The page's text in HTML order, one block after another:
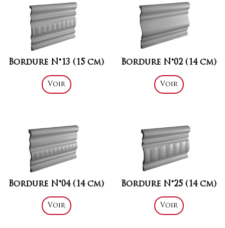
Bordure N°13 (15 cm)
Voir
Bordure N°02 (14 cm)
Voir
Bordure N°04 (14 cm)
Voir
Bordure N°25 (14 cm)
Voir